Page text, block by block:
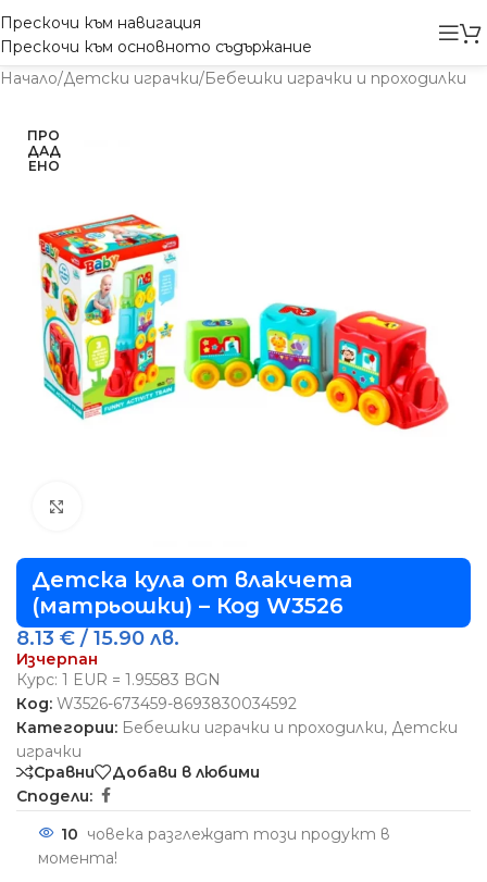
Прескочи към навигация
Прескочи към основното съдържание
Начало/Детски играчки/Бебешки играчки и проходилки
ПРО
ДАД
ЕНО
Детска кула от влакчета
(матрьошки) – Код W3526
8.13 € / 15.90 лв.
Изчерпан
Курс: 1 EUR = 1.95583 BGN
Код: W3526-673459-8693830034592
Категории: Бебешки играчки и проходилки, Детски
играчки
Сравни
Добави в любими
Сподели:
10 човека разглеждат този продукт в
момента!